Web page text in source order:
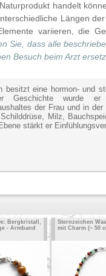
handelt
Längen
variieren, die
Sie, dass alle
Besuch beim Arzt
besitzt eine hormon- und
Geschichte wurde
der Frau und in
Milz,
stärkt er
Bergkristall,
- Armband
Sternzeichen
mit Charm (~ 50